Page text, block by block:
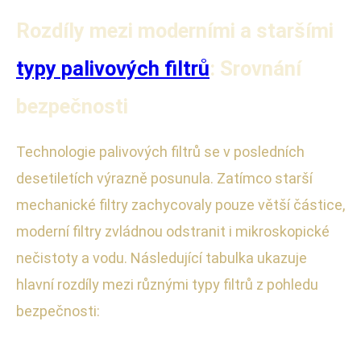
Rozdíly mezi moderními a staršími
typy palivových filtrů: Srovnání
bezpečnosti
Technologie palivových filtrů se v posledních
desetiletích výrazně posunula. Zatímco starší
mechanické filtry zachycovaly pouze větší částice,
moderní filtry zvládnou odstranit i mikroskopické
nečistoty a vodu. Následující tabulka ukazuje
hlavní rozdíly mezi různými typy filtrů z pohledu
bezpečnosti: